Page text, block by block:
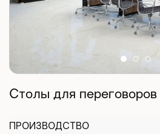
Столы для
ПРОИЗВОДСТВО